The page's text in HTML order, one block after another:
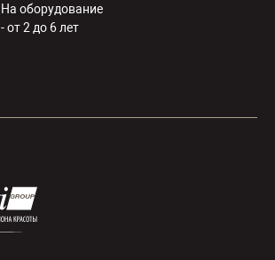
На оборудование
- от 2 до 6 лет